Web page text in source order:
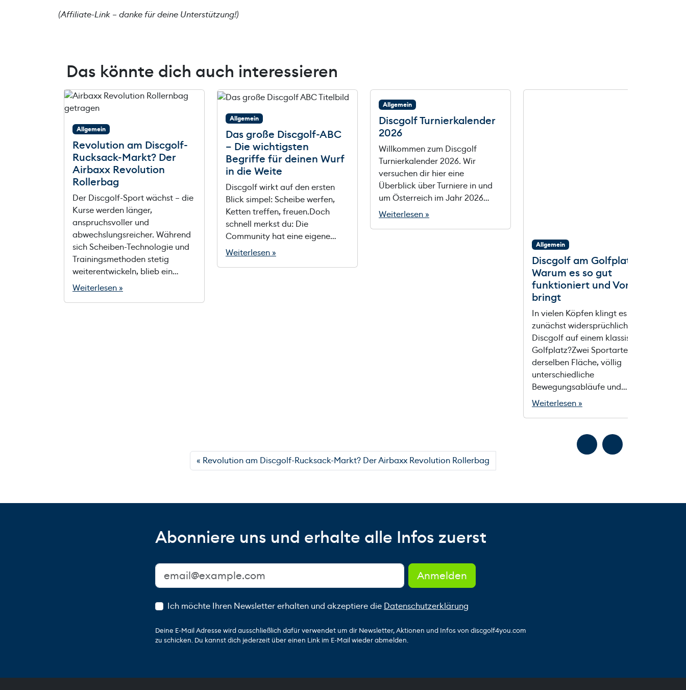
(Affiliate-Link – danke für deine Unterstützung!)
Das könnte dich auch interessieren
Allgemein
Revolution am Discgolf-
Rucksack-Markt? Der
Airbaxx Revolution
Rollerbag
Der Discgolf-Sport wächst – die
Kurse werden länger,
anspruchsvoller und
abwechslungsreicher. Während
sich Scheiben-Technologie und
Trainingsmethoden stetig
weiterentwickeln, blieb ein…
Weiterlesen »
Allgemein
Das große Discgolf-ABC
– Die wichtigsten
Begriffe für deinen Wurf
in die Weite
Discgolf wirkt auf den ersten
Blick simpel: Scheibe werfen,
Ketten treffen, freuen.Doch
schnell merkst du: Die
Community hat eine eigene…
Weiterlesen »
Allgemein
Discgolf Turnierkalender
2026
Willkommen zum Discgolf
Turnierkalender 2026. Wir
versuchen dir hier eine
Überblick über Turniere in und
um Österreich im Jahr 2026…
Weiterlesen »
Allgemein
Discgolf am Golfplatz? –
Warum es so gut
funktioniert und Vorteile
bringt
In vielen Köpfen klingt es
zunächst widersprüchlich:
Discgolf auf einem klassischen
Golfplatz?Zwei Sportarten auf
derselben Fläche, völlig
unterschiedliche
Bewegungsabläufe und…
Weiterlesen »
Revolution am Discgolf-Rucksack-Markt? Der Airbaxx Revolution Rollerbag
Abonniere uns und erhalte alle Infos zuerst
Ich möchte Ihren Newsletter erhalten und akzeptiere die Datenschutzerklärung
Deine E-Mail Adresse wird ausschließlich dafür verwendet um dir Newsletter, Aktionen und Infos von discgolf4you.com
zu schicken. Du kannst dich jederzeit über einen Link im E-Mail wieder abmelden.